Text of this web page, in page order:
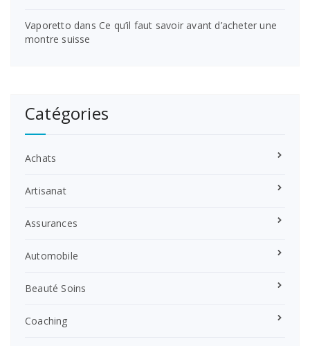
Vaporetto dansCe qu’il faut savoir avant d’acheter une
montre suisse
Catégories
Achats
Artisanat
Assurances
Automobile
Beauté Soins
Coaching